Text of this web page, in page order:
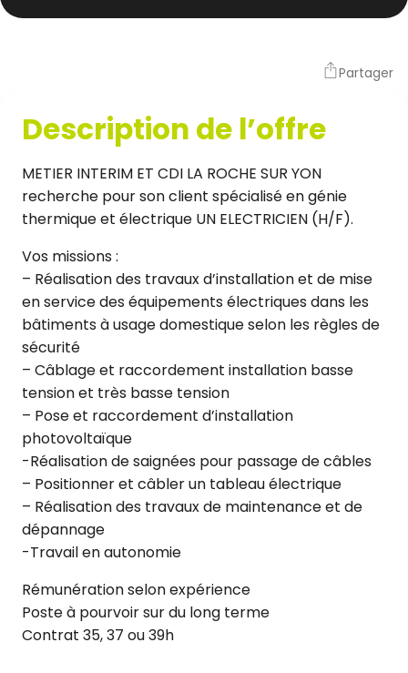
Partager
Description de l’offre
METIER INTERIM ET CDI LA ROCHE SUR YON
recherche pour son client spécialisé en génie
thermique et électrique UN ELECTRICIEN (H/F).
Vos missions :
– Réalisation des travaux d’installation et de mise
en service des équipements électriques dans les
bâtiments à usage domestique selon les règles de
sécurité
– Câblage et raccordement installation basse
tension et très basse tension
– Pose et raccordement d’installation
photovoltaïque
-Réalisation de saignées pour passage de câbles
– Positionner et câbler un tableau électrique
– Réalisation des travaux de maintenance et de
dépannage
-Travail en autonomie
Rémunération selon expérience
Poste à pourvoir sur du long terme
Contrat 35, 37 ou 39h